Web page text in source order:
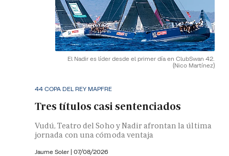
El Nadir es líder desde el primer día en ClubSwan 42.
(Nico Martínez)
44 COPA DEL REY MAPFRE
Tres títulos casi sentenciados
Vudú, Teatro del Soho y Nadir afrontan la última
jornada con una cómoda ventaja
Jaume Soler | 07/08/2026